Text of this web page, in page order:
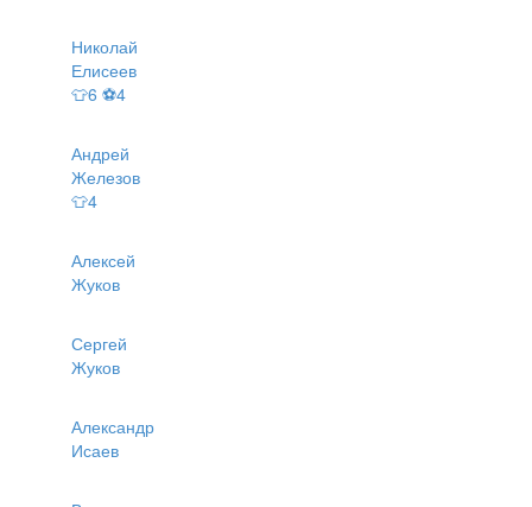
Николай
Елисеев
👕6 ⚽4
Андрей
Железов
👕4
Алексей
Жуков
Сергей
Жуков
Александр
Исаев